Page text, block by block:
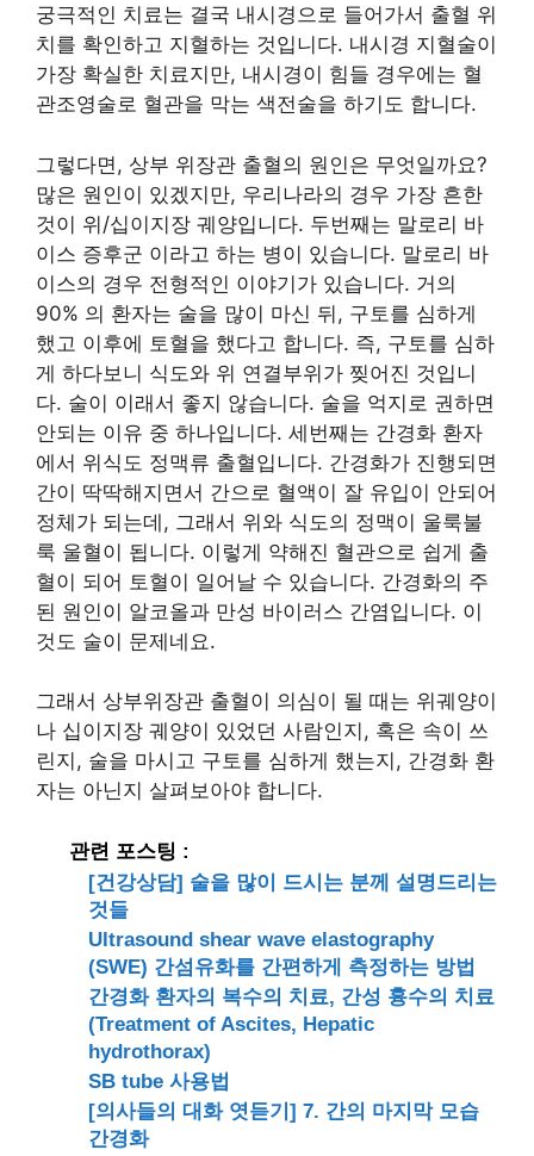
궁극적인 치료는 결국 내시경으로 들어가서 출혈 위
치를 확인하고 지혈하는 것입니다. 내시경 지혈술이
가장 확실한 치료지만, 내시경이 힘들 경우에는 혈
관조영술로 혈관을 막는 색전술을 하기도 합니다.
그렇다면, 상부 위장관 출혈의 원인은 무엇일까요?
많은 원인이 있겠지만, 우리나라의 경우 가장 흔한
것이 위/십이지장 궤양입니다. 두번째는 말로리 바
이스 증후군 이라고 하는 병이 있습니다. 말로리 바
이스의 경우 전형적인 이야기가 있습니다. 거의
90% 의 환자는 술을 많이 마신 뒤, 구토를 심하게
했고 이후에 토혈을 했다고 합니다. 즉, 구토를 심하
게 하다보니 식도와 위 연결부위가 찢어진 것입니
다. 술이 이래서 좋지 않습니다. 술을 억지로 권하면
안되는 이유 중 하나입니다. 세번째는 간경화 환자
에서 위식도 정맥류 출혈입니다. 간경화가 진행되면
간이 딱딱해지면서 간으로 혈액이 잘 유입이 안되어
정체가 되는데, 그래서 위와 식도의 정맥이 울룩불
룩 울혈이 됩니다. 이렇게 약해진 혈관으로 쉽게 출
혈이 되어 토혈이 일어날 수 있습니다. 간경화의 주
된 원인이 알코올과 만성 바이러스 간염입니다. 이
것도 술이 문제네요.
그래서 상부위장관 출혈이 의심이 될 때는 위궤양이
나 십이지장 궤양이 있었던 사람인지, 혹은 속이 쓰
린지, 술을 마시고 구토를 심하게 했는지, 간경화 환
자는 아닌지 살펴보아야 합니다.
관련 포스팅 :
[건강상담] 술을 많이 드시는 분께 설명드리는
것들
Ultrasound shear wave elastography
(SWE) 간섬유화를 간편하게 측정하는 방법
간경화 환자의 복수의 치료, 간성 흉수의 치료
(Treatment of Ascites, Hepatic
hydrothorax)
SB tube 사용법
[의사들의 대화 엿듣기] 7. 간의 마지막 모습
간경화